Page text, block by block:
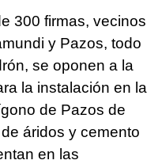
300 firmas, vecinos
y Pazos, todo
se oponen a la
la instalación en la
de Pazos de
áridos y cemento
en las